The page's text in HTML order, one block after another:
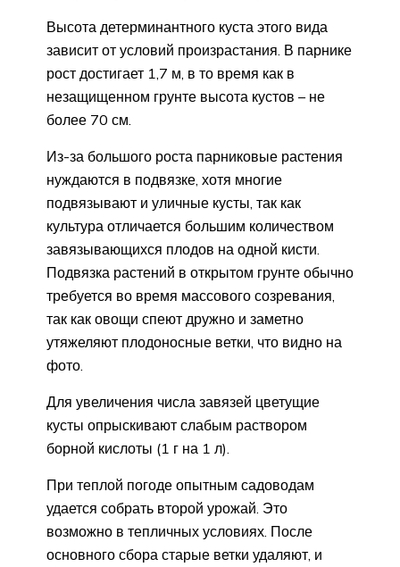
Высота детерминантного куста этого вида
зависит от условий произрастания. В парнике
рост достигает 1,7 м, в то время как в
незащищенном грунте высота кустов – не
более 70 см.
Из-за большого роста парниковые растения
нуждаются в подвязке, хотя многие
подвязывают и уличные кусты, так как
культура отличается большим количеством
завязывающихся плодов на одной кисти.
Подвязка растений в открытом грунте обычно
требуется во время массового созревания,
так как овощи спеют дружно и заметно
утяжеляют плодоносные ветки, что видно на
фото.
Для увеличения числа завязей цветущие
кусты опрыскивают слабым раствором
борной кислоты (1 г на 1 л).
При теплой погоде опытным садоводам
удается собрать второй урожай. Это
возможно в тепличных условиях. После
основного сбора старые ветки удаляют, и